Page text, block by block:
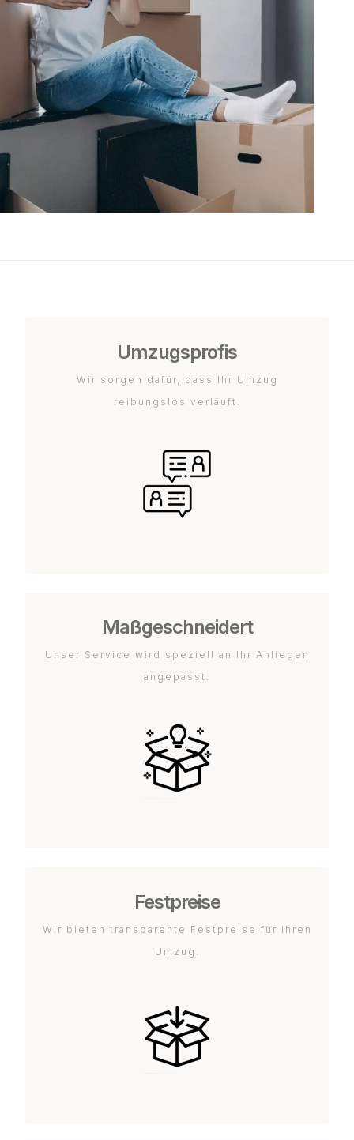
Umzugsprofis
Wir sorgen dafür, dass Ihr Umzug
reibungslos verläuft.
Maßgeschneidert
Unser Service wird speziell an Ihr Anliegen
angepasst.
Festpreise
Wir bieten transparente Festpreise für Ihren
Umzug.